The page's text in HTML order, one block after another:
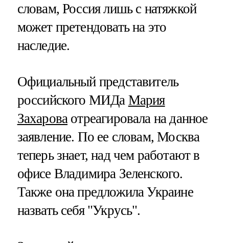
словам, Россия лишь с натяжкой
может претендовать на это
наследие.
Официальный представитель
российского МИДа Мария
Захарова отреагировала на данное
заявление. По ее словам, Москва
теперь знает, над чем работают в
офисе Владимира Зеленского.
Также она предложила Украине
назвать себя "Укрусь".